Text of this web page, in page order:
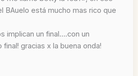
BAuelo está mucho mas rico que
implican un final….con un
gracias x la buena onda!